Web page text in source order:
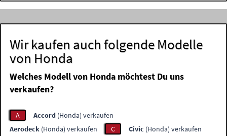
Wir kaufen auch folgende Modelle
von Honda
Welches Modell von Honda möchtest Du uns
verkaufen?
A Accord (Honda) verkaufen
Aerodeck (Honda) verkaufen C Civic (Honda) verkaufen